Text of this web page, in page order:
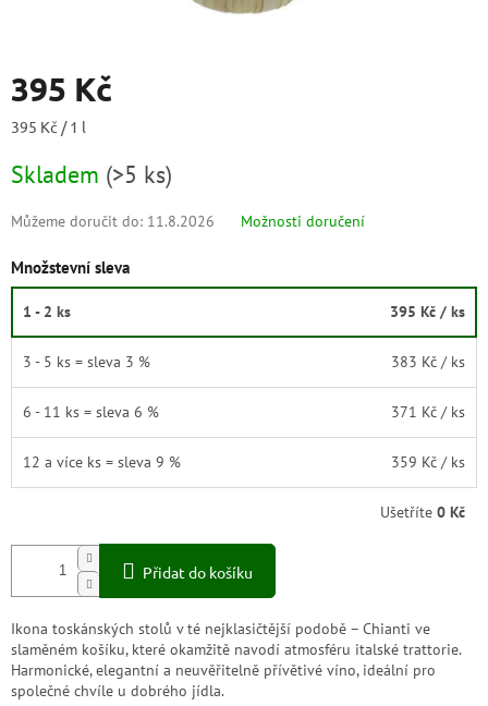
395 Kč
Měrná
395 Kč / 1 l
Skladem (>5 ks)
Můžeme doručit do: 11.8.2026 Možnosti doručení
Množstevní sleva
1 - 2 ks 395 Kč / ks
3 - 5 ks = sleva 3 % 383 Kč / ks
6 - 11 ks = sleva 6 % 371 Kč / ks
12 a více ks = sleva 9 % 359 Kč / ks
Ušetříte 0 Kč
Přidat do košíku
Ikona toskánských stolů v té nejklasičtější podobě – Chianti ve
slaměném košíku, které okamžitě navodí atmosféru italské trattorie.
Harmonické, elegantní a neuvěřitelně přívětivé víno, ideální pro
společné chvíle u dobrého jídla.